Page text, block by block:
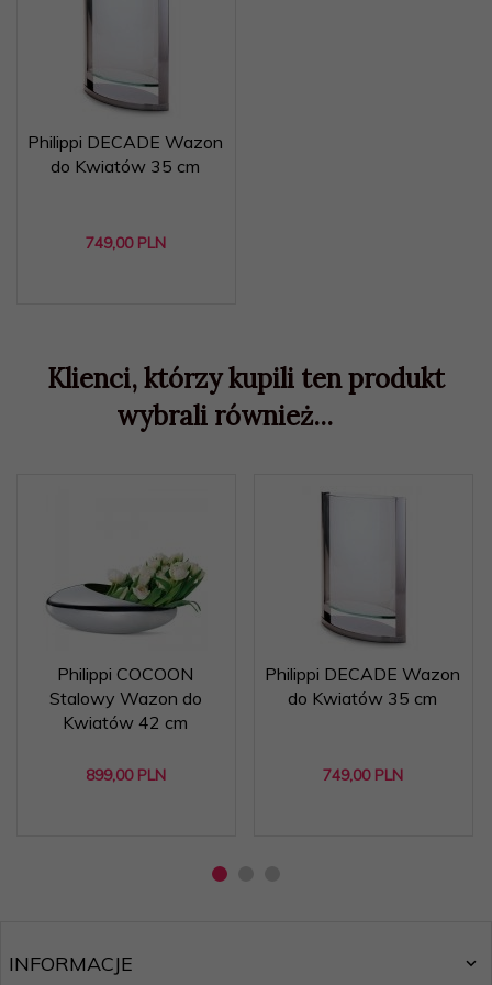
Philippi DECADE Wazon
do Kwiatów 35 cm
749,00 PLN
Klienci, którzy kupili ten produkt
wybrali również...
Philippi COCOON
Stalowy Wazon do
Kwiatów 42 cm
899,00 PLN
Philippi DECADE Wazon
do Kwiatów 35 cm
749,00 PLN
INFORMACJE